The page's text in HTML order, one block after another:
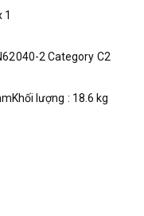
1
2 Category C2
lượng : 18.6 kg